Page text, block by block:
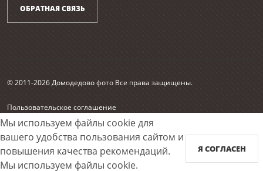
Мы используем файлы cookie для
вашего удобства пользования сайтом и
повышения качества рекомендаций.
Мы используем файлы cookie.
Я СОГЛАСЕН
ОБРАТНАЯ СВЯЗЬ
© 2011-2026 Домодедово фото Все права защищены.
Пользовательское соглашение
Согласие на обработку персональных данных
Карта сайта
Принимаем к оплате